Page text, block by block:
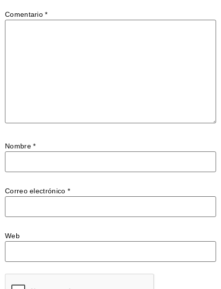
Comentario*
Nombre*
Correo electrónico *
Web